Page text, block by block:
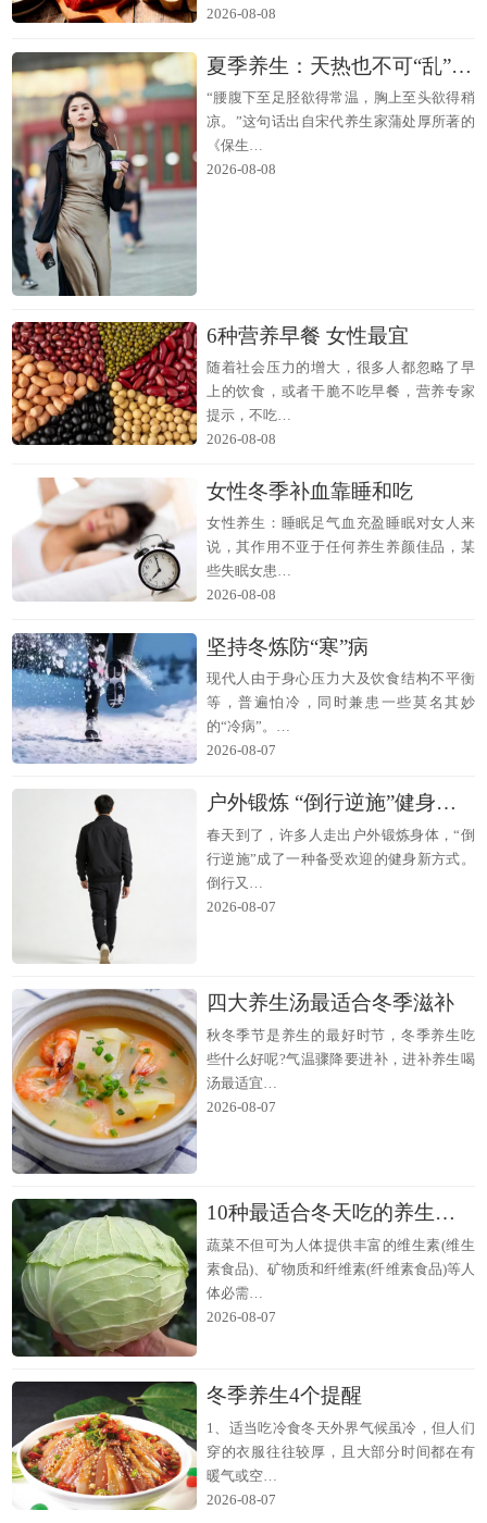
2026-08-08
夏季养生：天热也不可“乱”穿衣
“腰腹下至足胫欲得常温，胸上至头欲得稍
凉。”这句话出自宋代养生家蒲处厚所著的
《保生…
2026-08-08
6种营养早餐 女性最宜
随着社会压力的增大，很多人都忽略了早
上的饮食，或者干脆不吃早餐，营养专家
提示，不吃…
2026-08-08
女性冬季补血靠睡和吃
女性养生：睡眠足气血充盈睡眠对女人来
说，其作用不亚于任何养生养颜佳品，某
些失眠女患…
2026-08-08
坚持冬炼防“寒”病
现代人由于身心压力大及饮食结构不平衡
等，普遍怕冷，同时兼患一些莫名其妙
的“冷病”。…
2026-08-07
户外锻炼 “倒行逆施”健身益处多
春天到了，许多人走出户外锻炼身体，“倒
行逆施”成了一种备受欢迎的健身新方式。
倒行又…
2026-08-07
四大养生汤最适合冬季滋补
秋冬季节是养生的最好时节，冬季养生吃
些什么好呢?气温骤降要进补，进补养生喝
汤最适宜…
2026-08-07
10种最适合冬天吃的养生蔬菜
蔬菜不但可为人体提供丰富的维生素(维生
素食品)、矿物质和纤维素(纤维素食品)等人
体必需…
2026-08-07
冬季养生4个提醒
1、适当吃冷食冬天外界气候虽冷，但人们
穿的衣服往往较厚，且大部分时间都在有
暖气或空…
2026-08-07